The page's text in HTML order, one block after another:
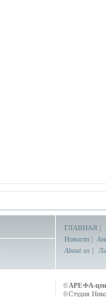
ГЛАВНАЯ |
Новости |
About us |
©АРЕФА-
©Студия